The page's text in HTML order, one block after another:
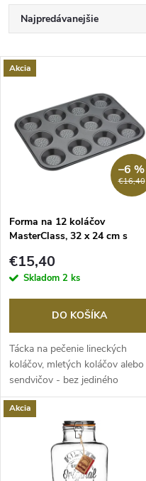
R
a
e
e
p
r
o
d
u
Najpredávanejšie
Najdrahšie
Abecedne
V
ý
p
s
p
r
d
u
k
Akcia
€16,40
–6 %
Forma na 12 koláčov
MasterClass, 32 x 24 cm s
€15,40
Skladom 2 ks
DO KOŠÍKA
Tácka na pečenie lineckých
koláčov, mletých koláčov alebo
sendvičov - bez jediného
rozmočeného...
Akcia